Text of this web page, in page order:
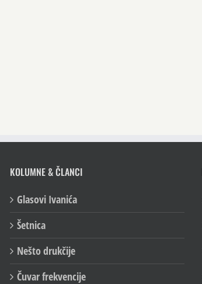
KOLUMNE & ČLANCI
Glasovi Ivanića
Šetnica
Nešto drukčije
Čuvar frekvencije